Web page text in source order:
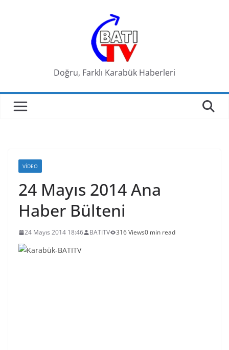
Doğru, Farklı Karabük Haberleri
VIDEO
24 Mayıs 2014 Ana
Haber Bülteni
24 Mayıs 2014 18:46 BATITV 316 Views0 min read